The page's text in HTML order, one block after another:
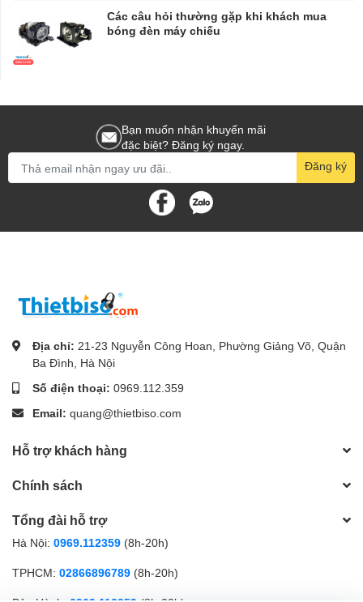
Các câu hỏi thường gặp khi khách mua
bóng đèn máy chiếu
Bạn muốn nhận khuyến mãi
đặc biệt? Đăng ký ngay.
Đăng ký
Địa chỉ: 21-23 Nguyễn Công Hoan, Phường Giảng Võ, Quận
Ba Đình, Hà Nội
Số điện thoại: 0969.112.359
Email: quang@thietbiso.com
Hỗ trợ khách hàng
Chính sách
Tổng đài hỗ trợ
Hà Nội: 0969.112359 (8h-20h)
TPHCM: 02866896789 (8h-20h)